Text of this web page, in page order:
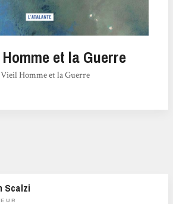
et la Guerre
Homme et la Guerre
Scalzi